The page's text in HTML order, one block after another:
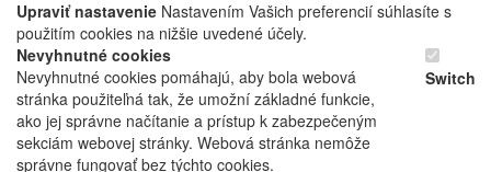
Upraviť nastavenie Nastavením Vašich preferencií súhlasíte s
použitím cookies na nižšie uvedené účely.
Nevyhnutné cookies
Nevyhnutné cookies pomáhajú, aby bola webová
stránka použiteľná tak, že umožní základné funkcie,
ako jej správne načítanie a prístup k zabezpečeným
sekciám webovej stránky. Webová stránka nemôže
správne fungovať bez týchto cookies.
Switch